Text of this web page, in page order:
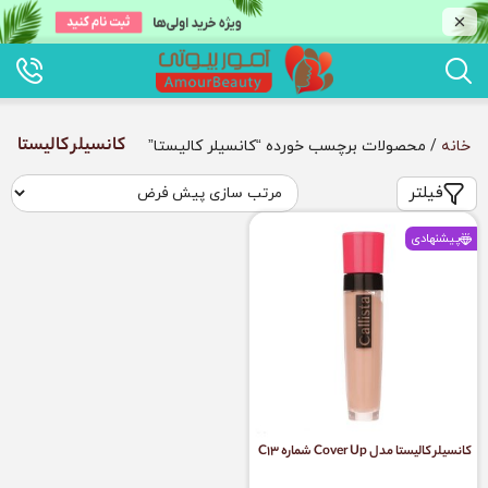
خانه / محصولات برچسب خورده “کانسیلر کالیستا” کانسیلر کالیستا
فیلتر
پیشنهادی
کانسیلر کالیستا مدل Cover Up شماره C13